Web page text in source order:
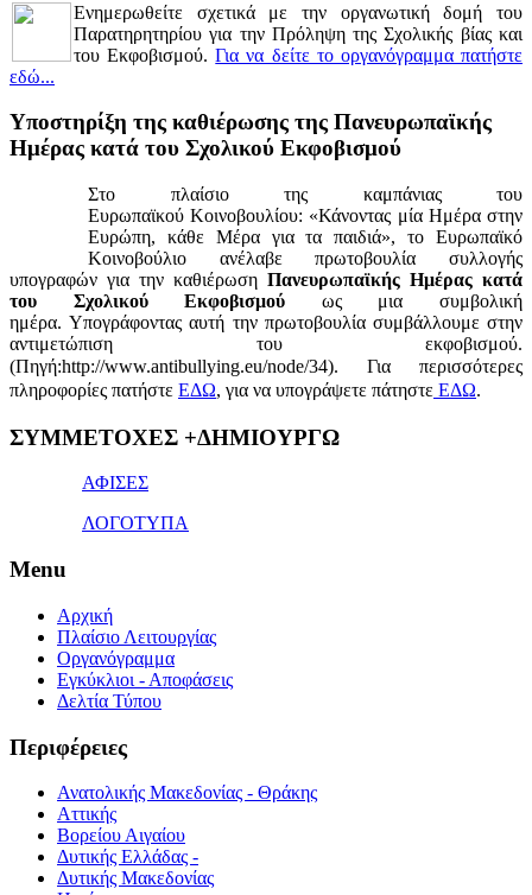
Ενημερωθείτε σχετικά με την οργανωτική δομή του
Παρατηρητηρίου για την Πρόληψη της Σχολικής βίας και
του Εκφοβισμού.Για να δείτε το οργανόγραμμα πατήστε
εδώ...
Yποστηρίξη της καθιέρωσης της Πανευρωπαϊκής
Ημέρας κατά του Σχολικού Εκφοβισμού
Στο πλαίσιο της καμπάνιας του
Ευρωπαϊκού Κοινοβουλίου: «Κάνοντας μία Ημέρα στην
Ευρώπη, κάθε Μέρα για τα παιδιά», το Ευρωπαϊκό
Κοινοβούλιο ανέλαβε πρωτοβουλία συλλογής
υπογραφών για την καθιέρωση Πανευρωπαϊκής Ημέρας κατά
του Σχολικού Εκφοβισμού ως μια συμβολική
ημέρα. Υπογράφοντας αυτή την πρωτοβουλία συμβάλλουμε στην
αντιμετώπιση του εκφοβισμού.
(Πηγή:http://www.antibullying.eu/node/34). Για περισσότερες
πληροφορίες πατήστε ΕΔΩ, για να υπογράψετε πάτηστε ΕΔΩ.
1x
ΣΥΜΜΕΤΟΧΕΣ +ΔΗΜΙΟΥΡΓΩ
ΑΦΙΣΕΣ
ΛΟΓΟΤΥΠΑ
Menu
Αρχική
Πλαίσιο Λειτουργίας
Οργανόγραμμα
Εγκύκλιοι - Αποφάσεις
Δελτία Τύπου
Περιφέρειες
Ανατολικής Μακεδονίας - Θράκης
Αττικής
Βορείου Αιγαίου
Δυτικής Ελλάδας -
Δυτικής Μακεδονίας